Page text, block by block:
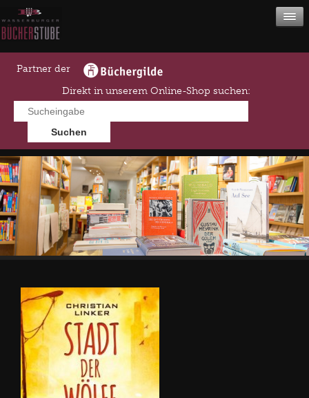
Partner der
Direkt in unserem Online-Shop suchen: